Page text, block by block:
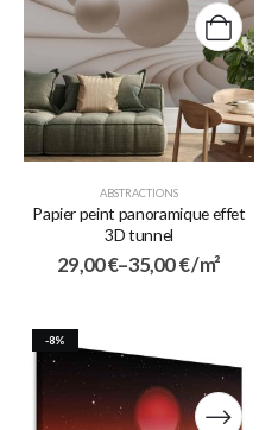
ABSTRACTIONS
Papier peint panoramique effet
3D tunnel
29,00€–35,00€/ m²
-8%